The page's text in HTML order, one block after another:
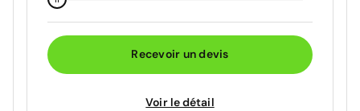
Recevoir un devis
Voir le détail